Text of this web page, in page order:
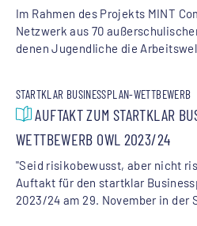
Im Rahmen des Projekts MINT
Netzwerk aus 70
denen Jugendliche die
STARTKLAR BUSINESSPLAN-WETTBEWERB
AUFTAKT ZUM STARTKLAR
WETTBEWERB OWL 2023/24
"Seid risikobewusst, aber nicht
Auftakt für den startklar
2023/24 am 29. November in der